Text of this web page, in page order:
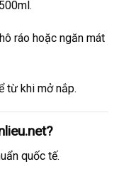
ráo hoặc ngăn mát
từ khi mở nắp.
?
quốc tế.